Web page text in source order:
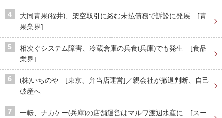
大同青果(福井)、架空取引に絡む未払債務で訴訟に発展 [青
果業界]
相次ぐシステム障害、冷蔵倉庫の兵食(兵庫)でも発生 [食品
業界]
(株)いちのや [東京、弁当店運営]／親会社が撤退判断、自己
破産へ
一転、ナカケー(兵庫)の店舗運営はマルワ渡辺水産に [スー